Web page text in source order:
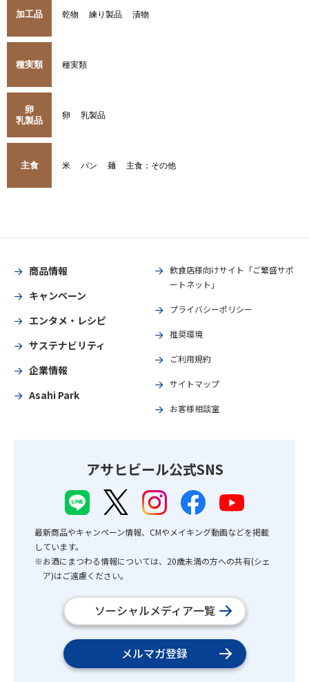
加工品 乾物 練り製品 漬物
種実類 種実類
卵
乳製品
卵 乳製品
主食 米 パン 麺 主食：その他
商品情報
キャンペーン
エンタメ・レシピ
サステナビリティ
企業情報
Asahi Park
飲食店様向けサイト「ご繁盛サポ
ートネット」
プライバシーポリシー
推奨環境
ご利用規約
サイトマップ
お客様相談室
アサヒビール公式SNS
最新商品やキャンペーン情報、CMやメイキング動画などを掲載
しています。
※お酒にまつわる情報については、20歳未満の方への共有(シェ
ア)はご遠慮ください。
ソーシャルメディア一覧
メルマガ登録